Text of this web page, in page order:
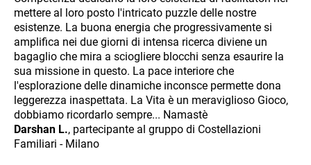
mettere al loro posto l'intricato puzzle delle nostre
esistenze. La buona energia che progressivamente si
amplifica nei due giorni di intensa ricerca diviene un
bagaglio che mira a sciogliere blocchi senza esaurire la
sua missione in questo. La pace interiore che
l'esplorazione delle dinamiche inconsce permette dona
leggerezza inaspettata. La Vita è un meraviglioso Gioco,
dobbiamo ricordarlo sempre... Namastè
Darshan L., partecipante al gruppo di Costellazioni
Familiari - Milano